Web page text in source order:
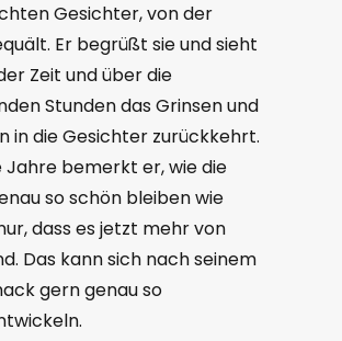
Gesichter, von der
Er begrüßt sie und sieht
Zeit und über die
Stunden das Grinsen und
in die Gesichter zurückkehrt.
Jahre bemerkt er, wie die
so schön bleiben wie
dass es jetzt mehr von
Das kann sich nach seinem
gern genau so